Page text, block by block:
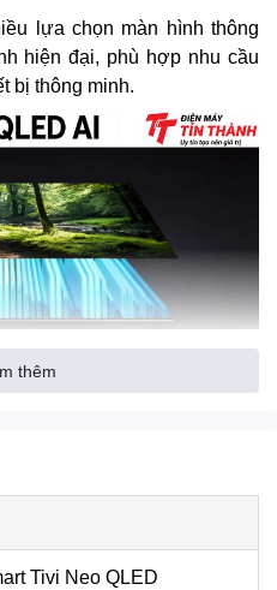
lựa chọn màn hình thông
hiện đại, phù hợp nhu cầu
bị thông minh.
đó,
Wide Viewing Anglegiúp
sâu và dễ quan sát hơn ở
thêm
Tivi Neo QLED